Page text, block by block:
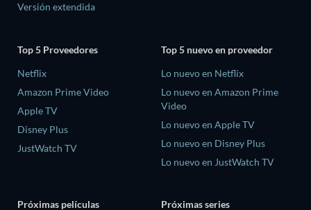
Versión extendida
Top 5 Proveedores
Netflix
Amazon Prime Video
Apple TV
Disney Plus
JustWatch TV
Top 5 nuevo en proveedor
Lo nuevo en Netflix
Lo nuevo en Amazon Prime
Video
Lo nuevo en Apple TV
Lo nuevo en Disney Plus
Lo nuevo en JustWatch TV
Próximas películas Próximas series